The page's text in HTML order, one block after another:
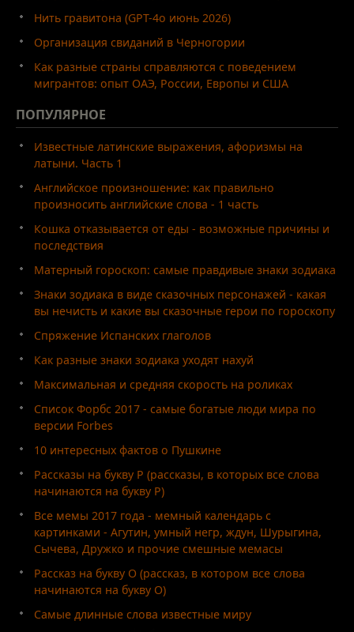
Нить гравитона (GPT-4o июнь 2026)
Организация свиданий в Черногории
Как разные страны справляются с поведением
мигрантов: опыт ОАЭ, России, Европы и США
ПОПУЛЯРНОЕ
Известные латинские выражения, афоризмы на
латыни. Часть 1
Английское произношение: как правильно
произносить английские слова - 1 часть
Кошка отказывается от еды - возможные причины и
последствия
Матерный гороскоп: самые правдивые знаки зодиака
Знаки зодиака в виде сказочных персонажей - какая
вы нечисть и какие вы сказочные герои по гороскопу
Спряжение Испанских глаголов
Как разные знаки зодиака уходят нахуй
Максимальная и средняя скорость на роликах
Список Форбс 2017 - самые богатые люди мира по
версии Forbes
10 интересных фактов о Пушкине
Рассказы на букву Р (рассказы, в которых все слова
начинаются на букву Р)
Все мемы 2017 года - мемный календарь с
картинками - Агутин, умный негр, ждун, Шурыгина,
Сычева, Дружко и прочие смешные мемасы
Рассказ на букву О (рассказ, в котором все слова
начинаются на букву О)
Самые длинные слова известные миру